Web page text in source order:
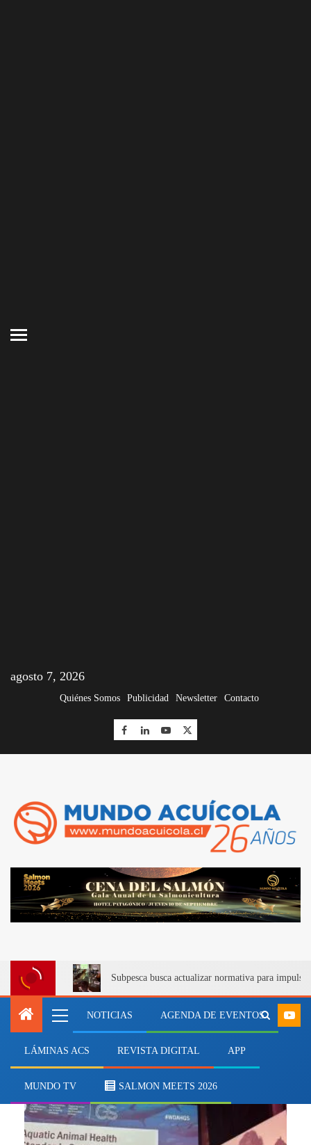
agosto 7, 2026
Quiénes Somos Publicidad Newsletter Contacto
Subpesca busca actualizar normativa para
NOTICIAS AGENDA DE EVENTOS
LÁMINAS ACS REVISTA DIGITAL APP
MUNDO TV SALMON MEETS 2026
sanidadaquática